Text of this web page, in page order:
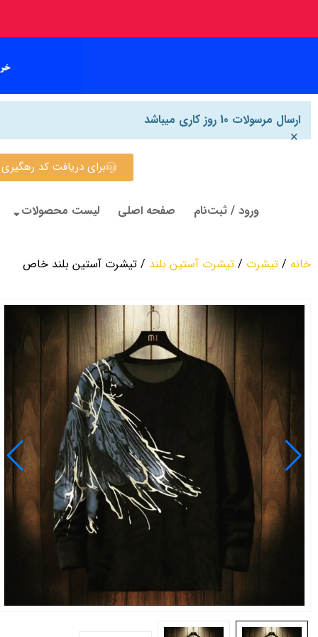
ارسال مرسولات 10 روز کاری میباشد
×
برای دریافت کد رهگیری روی
ورود / ثبت‌نام صفحه اصلی لیست محصولات
خانه / تیشرت / تیشرت آستین بلند / تیشرت آستین بلند خاص